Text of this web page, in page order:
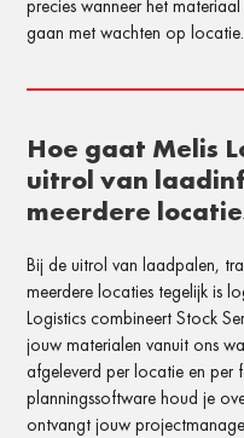
precies wanneer het
gaan met wachten op locatie.
Hoe gaat Melis
uitrol van
meerdere
Bij de uitrol van laadpalen,
meerdere locaties tegelijk is
Logistics combineert Stock
jouw materialen vanuit ons
afgeleverd per locatie en per
planningssoftware houd je
ontvangt jouw